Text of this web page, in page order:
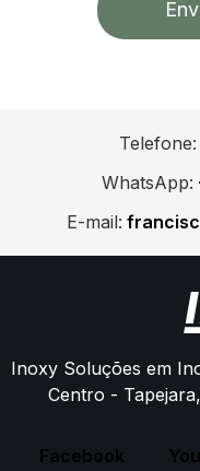
Telefone:
WhatsApp:
E-mail:
Inoxy Soluções em
Centro -
Facebook